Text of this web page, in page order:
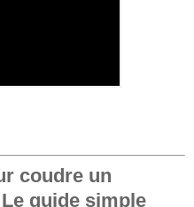
coudre un
guide simple